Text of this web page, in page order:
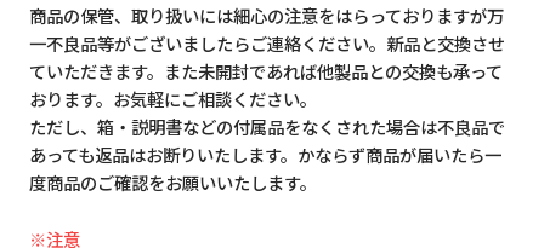
商品の保管、取り扱いには細心の注意をはらっておりますが万
一不良品等がございましたらご連絡ください。新品と交換させ
ていただきます。また未開封であれば他製品との交換も承って
おります。お気軽にご相談ください。
ただし、箱・説明書などの付属品をなくされた場合は不良品で
あっても返品はお断りいたします。かならず商品が届いたら一
度商品のご確認をお願いいたします。
※注意